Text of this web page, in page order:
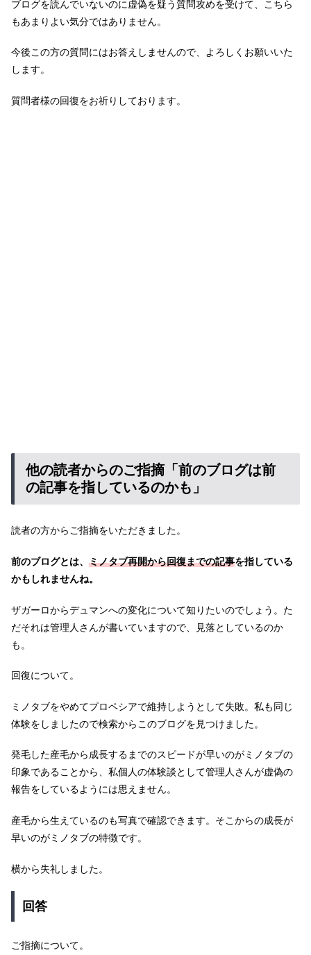
ブログを読んでいないのに虚偽を疑う質問攻めを受けて、こちら
もあまりよい気分ではありません。
今後この方の質問にはお答えしませんので、よろしくお願いいた
します。
質問者様の回復をお祈りしております。
他の読者からのご指摘「前のブログは前
の記事を指しているのかも」
読者の方からご指摘をいただきました。
前のブログとは、 ミノタブ再開から回復までの記事を指している
かもしれませんね。
ザガーロからデュマンへの変化について知りたいのでしょう。た
だそれは管理人さんが書いていますので、見落としているのか
も。
回復について。
ミノタブをやめてプロペシアで維持しようとして失敗。私も同じ
体験をしましたので検索からこのブログを見つけました。
発毛した産毛から成長するまでのスピードが早いのがミノタブの
印象であることから、私個人の体験談として管理人さんが虚偽の
報告をしているようには思えません。
産毛から生えているのも写真で確認できます。そこからの成長が
早いのがミノタブの特徴です。
横から失礼しました。
回答
ご指摘について。